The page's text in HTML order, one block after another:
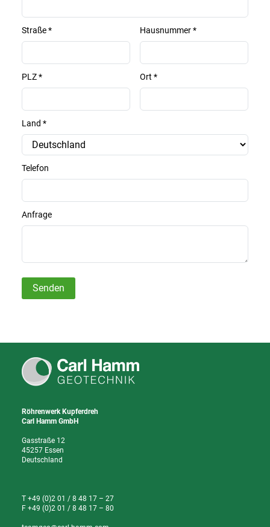
Straße* Hausnummer*
PLZ* Ort *
Land *
Telefon
Anfrage
Senden
Röhrenwerk Kupferdreh
Carl Hamm GmbH
Gasstraße 12
45257 Essen
Deutschland
T +49 (0)2 01 / 8 48 17 – 27
F +49 (0)2 01 / 8 48 17 – 80